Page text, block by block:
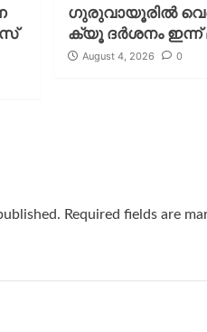
ഗുരുവായൂരില്‍
ക്യൂ ദര്‍ശനം
August 4, 2026 0
Required fields are